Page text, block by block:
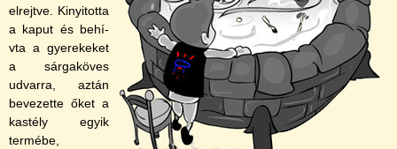
elrejtve. Kinyitotta
a kaput és behí­
vta a gyerekeket
a sárgaköves
udvarra, aztán
bevezette őket a
kastély egyik
termébe,